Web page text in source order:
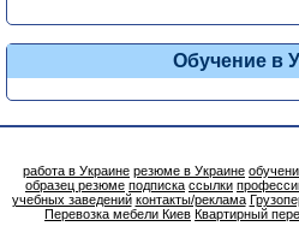
Обучение в
работа в Украине резюме в Украине
образец резюме подписка ссылки
учебных заведений контакты/реклама
Перевозка мебели Киев Квартирный